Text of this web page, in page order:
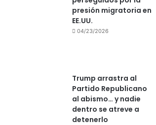
presión migratoria en
EE.UU.
04/23/2026
Trump arrastra al
Partido Republicano
al abismo… y nadie
dentro se atreve a
detenerlo